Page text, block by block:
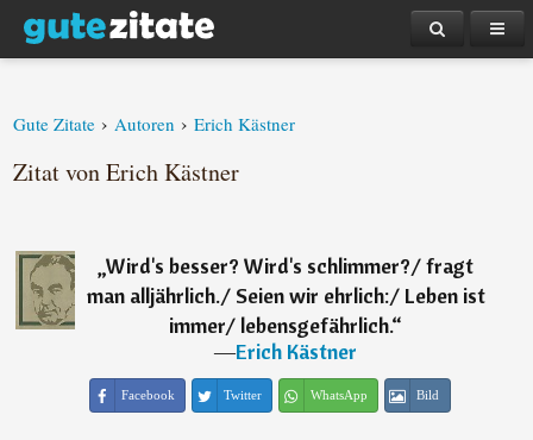
Gute Zitate › Autoren › Erich Kästner
Zitat von Erich Kästner
„Wird's besser? Wird's schlimmer?/ fragt
man alljährlich./ Seien wir ehrlich:/ Leben ist
immer/ lebensgefährlich.“
―Erich Kästner
Facebook Twitter WhatsApp Bild